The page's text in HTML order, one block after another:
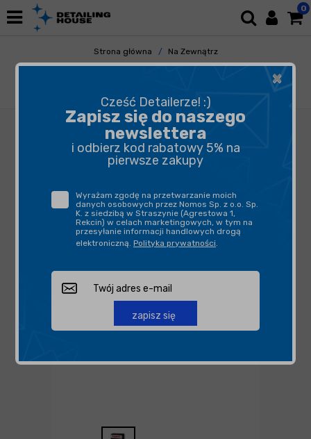
0
Strona główna
Na Zewnątrz
Renowacja Reflektorów
×
Cześć Detailerze! :)
Zapisz się do naszego
newslettera
i odbierz kod rabatowy 5% na
pierwsze zakupy
Wyrażam zgodę na przetwarzanie moich
danych osobowych przez Nomos Sp. z o.o. Sp.
K. z siedzibą w Straszynie (Agrestowa 1,
Rekcin) w celach marketingowych, w tym na
przesyłanie informacji handlowych drogą
elektroniczną. Polityka prywatności.
zapisz się